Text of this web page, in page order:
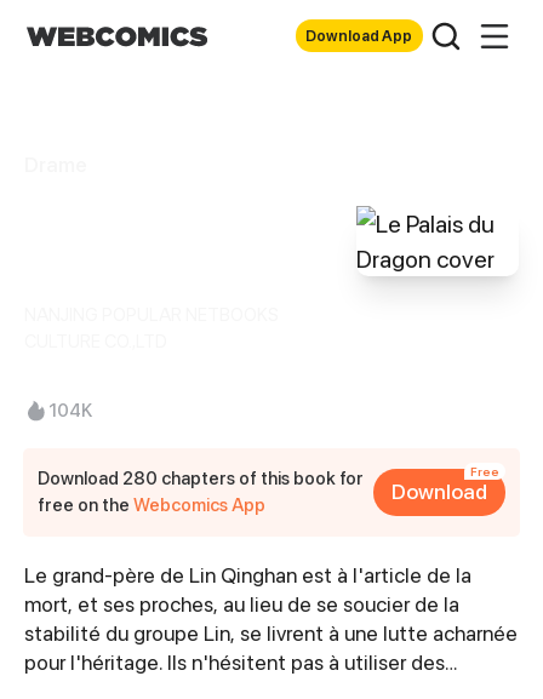
Download App
104K
Download 280 chapters of this book for
free on theWebcomics App
Free
Download
Synopsis
Le grand-père de Lin Qinghan est à l'article de la
mort, et ses proches, au lieu de se soucier de la
stabilité du groupe Lin, se livrent à une lutte acharnée
pour l'héritage. Ils n'hésitent pas à utiliser des